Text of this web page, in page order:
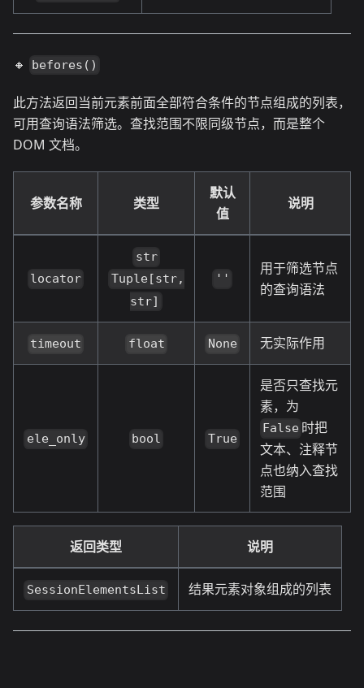
🔸 befores()
此方法返回当前元素前面全部符合条件的节点组成的列表，
可用查询语法筛选。查找范围不限同级节点，而是整个
DOM 文档。
参数名称 类型
默认
值
说明
locator
str
Tuple[str,
str]
''
用于筛选节点
的查询语法
timeout float None 无实际作用
ele_only bool True
是否只查找元
素，为
False 时把
文本、注释节
点也纳入查找
范围
返回类型 说明
SessionElementsList 结果元素对象组成的列表